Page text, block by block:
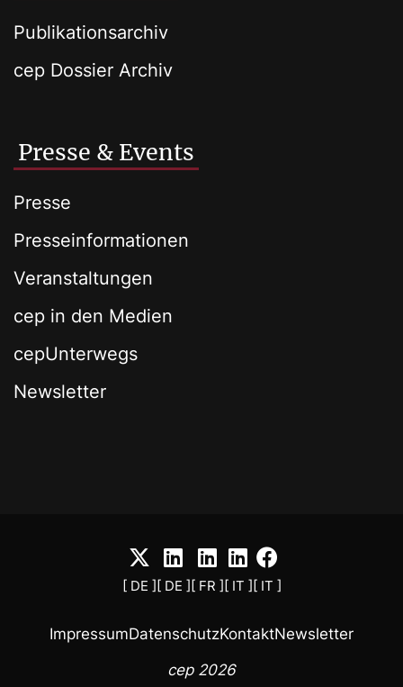
Publikationsarchiv
cep Dossier Archiv
Presse & Events
Presse
Presseinformationen
Veranstaltungen
cep in den Medien
cepUnterwegs
Newsletter
[ DE ] [ DE ] [ FR ] [ IT ] [ IT ]
ImpressumDatenschutzKontaktNewsletter
cep 2026